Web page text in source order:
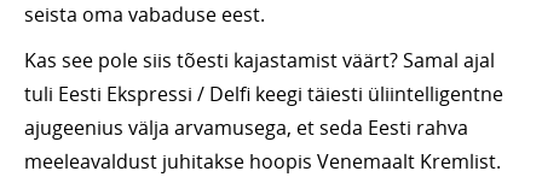
seista oma vabaduse eest.
Kas see pole siis tõesti kajastamist väärt? Samal ajal
tuli Eesti Ekspressi / Delfi keegi täiesti üliintelligentne
ajugeenius välja arvamusega, et seda Eesti rahva
meeleavaldust juhitakse hoopis Venemaalt Kremlist.